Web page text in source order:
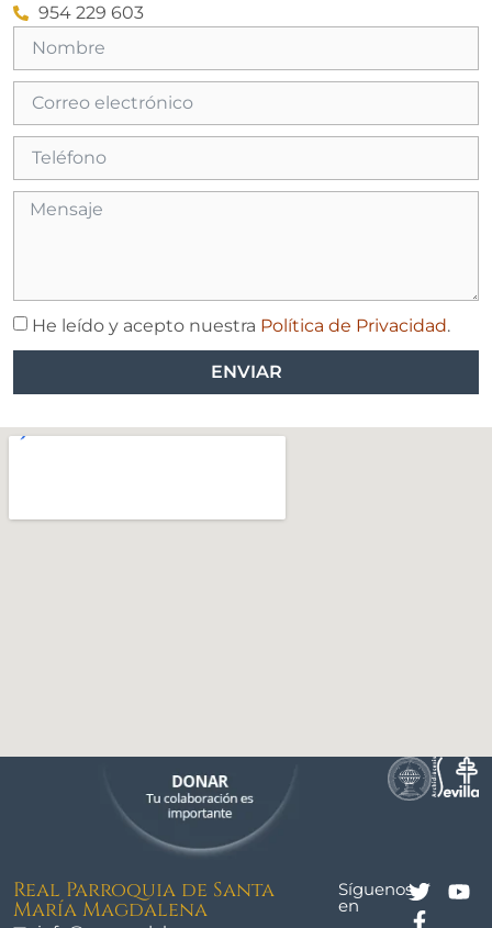
954 229 603
He leído y acepto nuestra Política de Privacidad.
ENVIAR
Real Parroquia de Santa
María Magdalena
Síguenos
en